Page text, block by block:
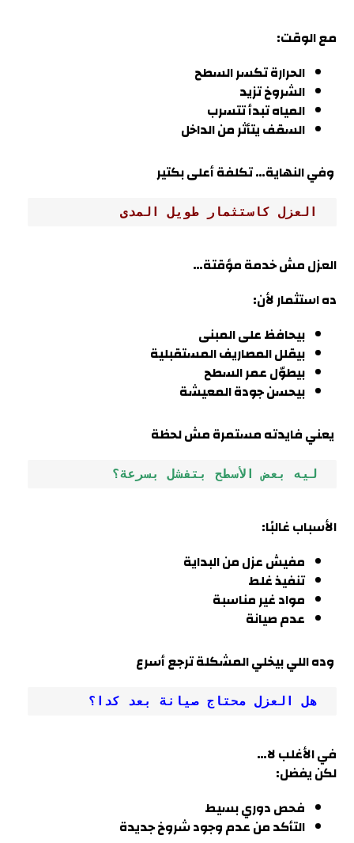
مع الوقت:
الحرارة تكسر السطح
الشروخ تزيد
المياه تبدأ تتسرب
السقف يتأثر من الداخل
وفي النهاية… تكلفة أعلى بكتير
العزل كاستثمار طويل المدى
العزل مش خدمة مؤقتة…
ده استثمار لأن:
بيحافظ على المبنى
بيقلل المصاريف المستقبلية
بيطوّل عمر السطح
بيحسن جودة المعيشة
يعني فايدته مستمرة مش لحظة
ليه بعض الأسطح بتفشل بسرعة؟
الأسباب غالبًا:
مفيش عزل من البداية
تنفيذ غلط
مواد غير مناسبة
عدم صيانة
وده اللي بيخلي المشكلة ترجع أسرع
هل العزل محتاج صيانة بعد كدا؟
في الأغلب لا…
لكن يفضل:
فحص دوري بسيط
التأكد من عدم وجود شروخ جديدة